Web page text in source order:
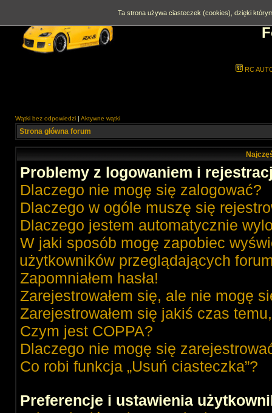
RC
Wątki bez odpowiedzi | Aktywne wątki
Strona główna forum
Problemy z logowaniem i
Dlaczego nie mogę się zalogować?
Dlaczego w ogóle muszę się
Dlaczego jestem automatycznie
W jaki sposób mogę zapobiec
użytkowników przeglądających
Zapomniałem hasła!
Zarejestrowałem się, ale nie mogę
Zarejestrowałem się jakiś czas
Czym jest COPPA?
Dlaczego nie mogę się
Co robi funkcja „Usuń ciasteczka”?
Preferencje i ustawienia
Ta strona używa ciasteczek (cookies), dzięki